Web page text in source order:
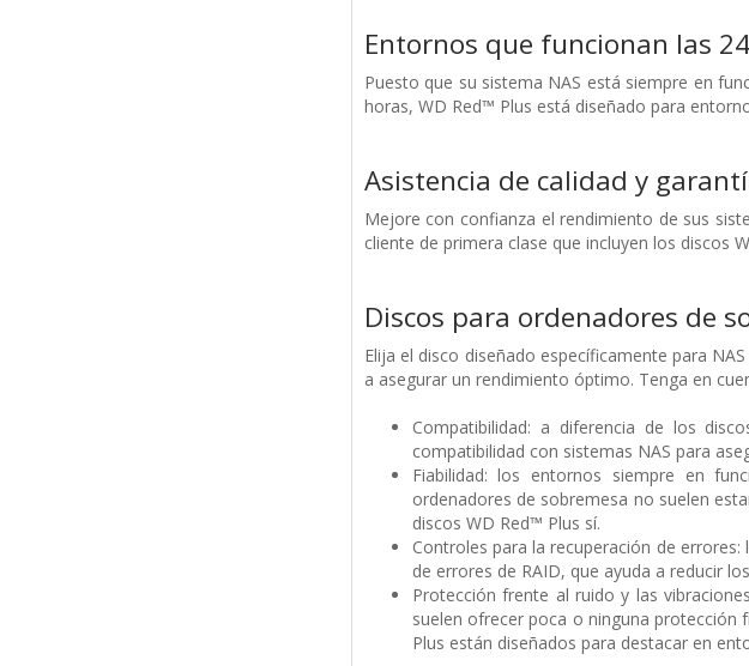
Entornos que funcionan las
Puesto que su sistema NAS está siempre en
horas, WD Red™ Plus está diseñado para
Asistencia de calidad y
Mejore con confianza el rendimiento de sus
cliente de primera clase que incluyen los discos
Discos para ordenadores de
Elija el disco diseñado específicamente para
a asegurar un rendimiento óptimo. Tenga en
Compatibilidad: a diferencia de los
compatibilidad con sistemas NAS para
Fiabilidad: los entornos siempre en
ordenadores de sobremesa no suelen
discos WD Red™ Plus sí.
Controles para la recuperación de
de errores de RAID, que ayuda a reducir
Protección frente al ruido y las
suelen ofrecer poca o ninguna protección
Plus están diseñados para destacar en